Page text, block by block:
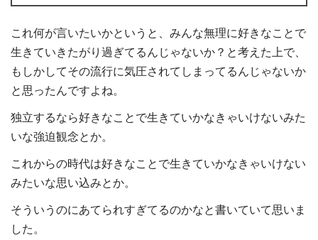
これ何が言いたいかというと、みんな無理に好きなことで
生きていきたがり過ぎてるんじゃないか？と考えた上で、
もしかしてその流行に気圧されてしまってるんじゃないか
と思ったんですよね。
独立するなら好きなことで生きていかなきゃいけないみた
いな強迫観念とか。
これからの時代は好きなことで生きていかなきゃいけない
みたいな思い込みとか。
そういうのにあてられすぎてるのかなと書いていて思いま
した。